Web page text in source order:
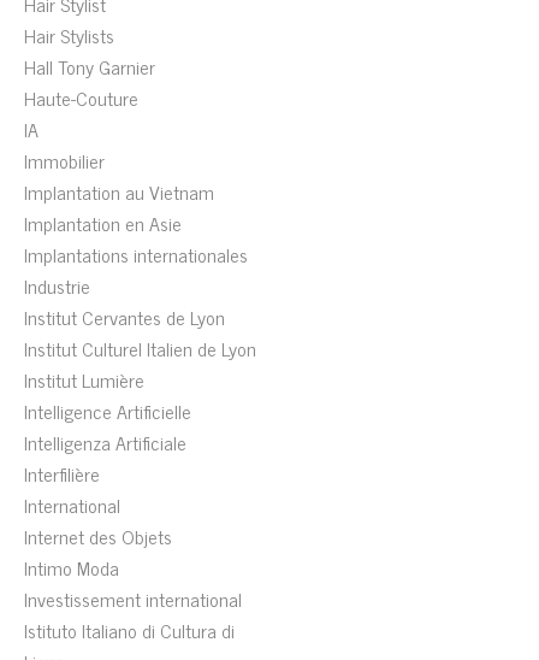
Hair Stylists
Hall Tony Garnier
Haute-Couture
IA
Immobilier
Implantation au Vietnam
Implantation en Asie
Implantations internationales
Industrie
Institut Cervantes de Lyon
Institut Culturel Italien de Lyon
Institut Lumière
Intelligence Artificielle
Intelligenza Artificiale
Interfilière
International
Internet des Objets
Intimo Moda
Investissement international
Istituto Italiano di Cultura di